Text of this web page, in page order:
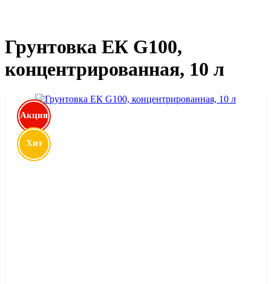
Грунтовка ЕК G100,
концентрированная, 10 л
Акция
Хит